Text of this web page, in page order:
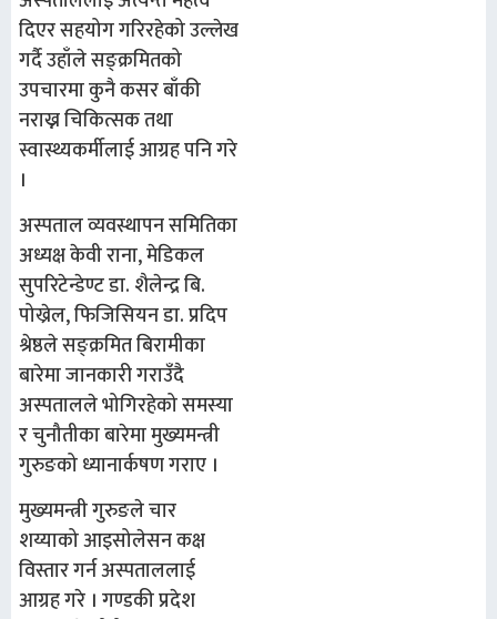
दिएर सहयोग गरिरहेको उल्लेख
गर्दै उहाँले सङ्क्रमितको
उपचारमा कुनै कसर बाँकी
नराख्न चिकित्सक तथा
स्वास्थ्यकर्मीलाई आग्रह पनि गरे
।
अस्पताल व्यवस्थापन समितिका
अध्यक्ष केवी राना, मेडिकल
सुपरिटेन्डेण्ट डा. शैलेन्द्र बि.
पोख्रेल, फिजिसियन डा. प्रदिप
श्रेष्ठले सङ्क्रमित बिरामीका
बारेमा जानकारी गराउँदै
अस्पतालले भोगिरहेको समस्या
र चुनौतीका बारेमा मुख्यमन्त्री
गुरुङको ध्यानार्कषण गराए ।
मुख्यमन्त्री गुरुङले चार
शय्याको आइसोलेसन कक्ष
विस्तार गर्न अस्पताललाई
आग्रह गरे । गण्डकी प्रदेश